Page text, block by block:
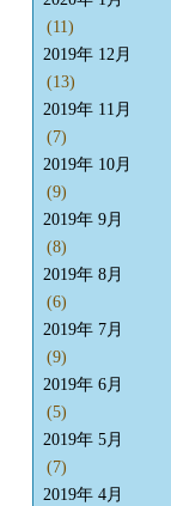
(11)
2019年 12月
(13)
2019年 11月
(7)
2019年 10月
(9)
2019年 9月
(8)
2019年 8月
(6)
2019年 7月
(9)
2019年 6月
(5)
2019年 5月
(7)
2019年 4月